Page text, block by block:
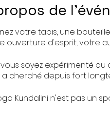
de
votre tapis, une
ouverture d'esprit, votre
soyez expérimenté
cherché depuis fort
Kundalini n'est pas un